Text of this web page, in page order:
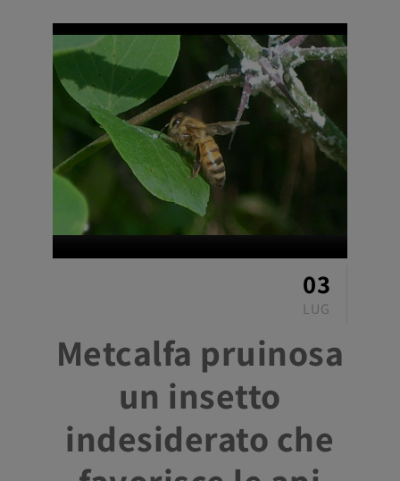
03
LUG
Metcalfa pruinosa
un insetto
indesiderato che